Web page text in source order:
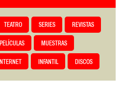
TEATRO SERIES REVISTAS
PELÍCULAS MUESTRAS
INTERNET INFANTIL DISCOS